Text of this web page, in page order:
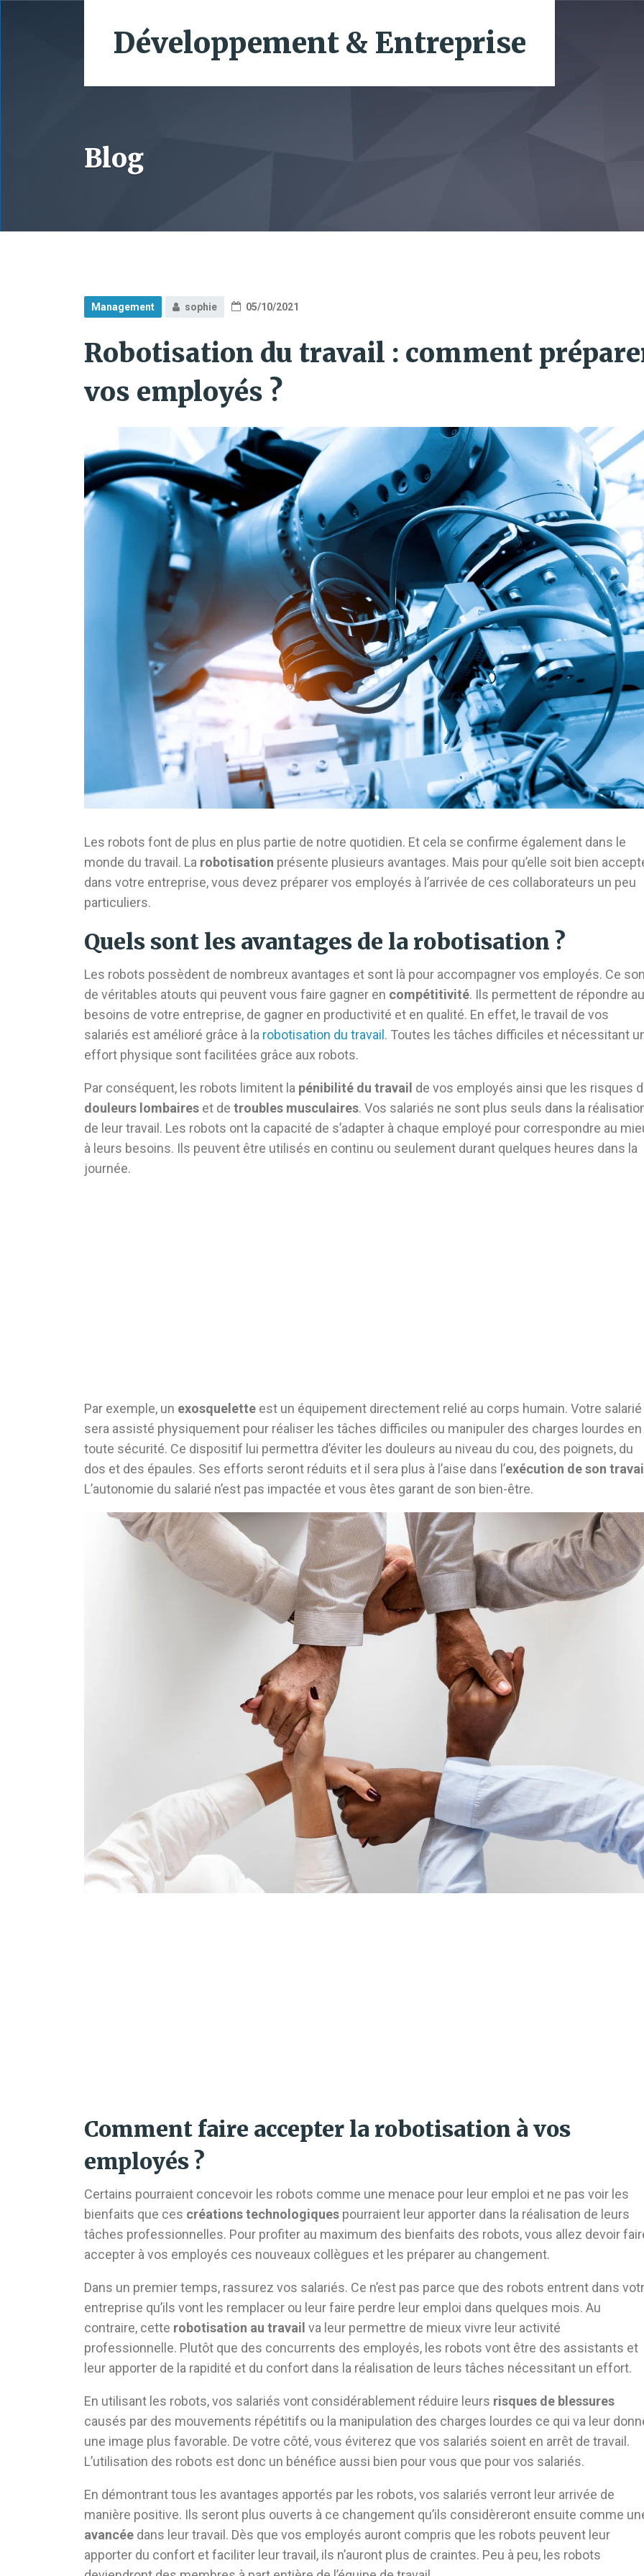
Développement & Entreprise
Blog
Management sophie 05/10/2021
Robotisation du travail : comment
vos employés ?
Les robots font de plus en plus partie de notre quotidien. Et cela se confirme également dans le
monde du travail. La robotisation présente plusieurs avantages. Mais pour qu’elle soit bien
dans votre entreprise, vous devez préparer vos employés à l’arrivée de ces collaborateurs un peu
particuliers.
Quels sont les avantages de la robotisation ?
Les robots possèdent de nombreux avantages et sont là pour accompagner vos employés. Ce
de véritables atouts qui peuvent vous faire gagner en compétitivité. Ils permettent de répondre
besoins de votre entreprise, de gagner en productivité et en qualité. En effet, le travail de vos
salariés est amélioré grâce à la robotisation du travail . Toutes les tâches difficiles et nécessitant
effort physique sont facilitées grâce aux robots.
Par conséquent, les robots limitent la pénibilité du travail de vos employés ainsi que les risques
douleurs lombaires et de troubles musculaires. Vos salariés ne sont plus seuls dans la
de leur travail. Les robots ont la capacité de s’adapter à chaque employé pour correspondre au
à leurs besoins. Ils peuvent être utilisés en continu ou seulement durant quelques heures dans la
journée.
Par exemple, un exosquelette est un équipement directement relié au corps humain. Votre salarié
sera assisté physiquement pour réaliser les tâches difficiles ou manipuler des charges lourdes en
toute sécurité. Ce dispositif lui permettra d’éviter les douleurs au niveau du cou, des poignets, du
dos et des épaules. Ses efforts seront réduits et il sera plus à l’aise dans l’exécution de son
L’autonomie du salarié n’est pas impactée et vous êtes garant de son bien-être.
Comment faire accepter la robotisation à vos
employés ?
Certains pourraient concevoir les robots comme une menace pour leur emploi et ne pas voir les
bienfaits que ces créations technologiques pourraient leur apporter dans la réalisation de leurs
tâches professionnelles. Pour profiter au maximum des bienfaits des robots, vous allez devoir
accepter à vos employés ces nouveaux collègues et les préparer au changement.
Dans un premier temps, rassurez vos salariés. Ce n’est pas parce que des robots entrent dans
entreprise qu’ils vont les remplacer ou leur faire perdre leur emploi dans quelques mois. Au
contraire, cette robotisation au travail va leur permettre de mieux vivre leur activité
professionnelle. Plutôt que des concurrents des employés, les robots vont être des assistants et
leur apporter de la rapidité et du confort dans la réalisation de leurs tâches nécessitant un effort.
En utilisant les robots, vos salariés vont considérablement réduire leurs risques de blessures
causés par des mouvements répétitifs ou la manipulation des charges lourdes ce qui va leur
une image plus favorable. De votre côté, vous éviterez que vos salariés soient en arrêt de travail.
L’utilisation des robots est donc un bénéfice aussi bien pour vous que pour vos salariés.
En démontrant tous les avantages apportés par les robots, vos salariés verront leur arrivée de
manière positive. Ils seront plus ouverts à ce changement qu’ils considèreront ensuite comme
avancée dans leur travail. Dès que vos employés auront compris que les robots peuvent leur
apporter du confort et faciliter leur travail, ils n’auront plus de craintes. Peu à peu, les robots